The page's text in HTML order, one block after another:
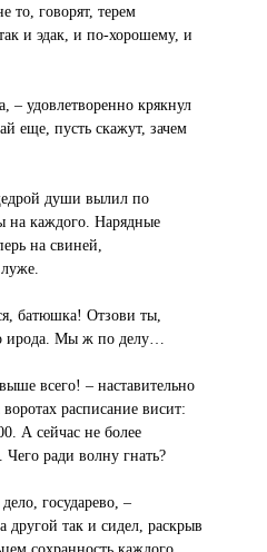
то, говорят, терем
и эдак, и по-хорошему, и
– удовлетворенно крякнул
еще, пусть скажут, зачем
души вылил по
на каждого. Нарядные
на свиней,
батюшка! Отзови ты,
ирода. Мы ж по делу…
всего! – наставительно
расписание висит:
А сейчас не более
ради волну гнать?
государево, –
другой так и сидел, раскрыв
сохранность каждого